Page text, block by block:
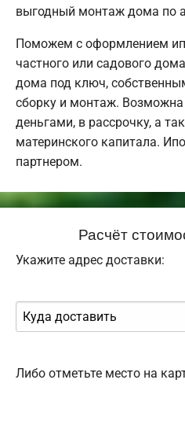
выгодный монтаж дома по
Поможем с оформлением
частного или садового
дома под ключ,
сборку и монтаж.
деньгами, в рассрочку, а
материнского капитала.
партнером.
Расчёт
Укажите адрес доставки:
Либо отметьте место на